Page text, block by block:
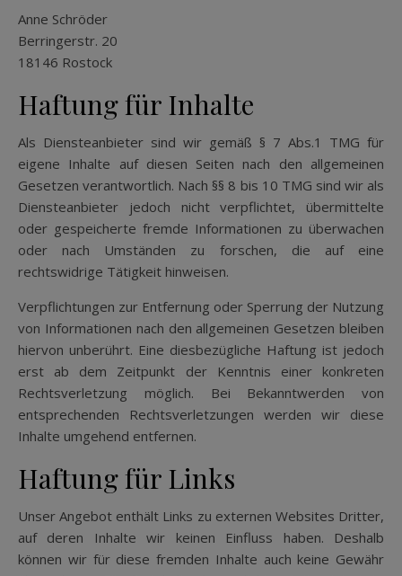
Anne Schröder
Berringerstr. 20
18146 Rostock
Haftung für Inhalte
Als Diensteanbieter sind wir gemäß § 7 Abs.1 TMG für
eigene Inhalte auf diesen Seiten nach den allgemeinen
Gesetzen verantwortlich. Nach §§ 8 bis 10 TMG sind wir als
Diensteanbieter jedoch nicht verpflichtet, übermittelte
oder gespeicherte fremde Informationen zu überwachen
oder nach Umständen zu forschen, die auf eine
rechtswidrige Tätigkeit hinweisen.
Verpflichtungen zur Entfernung oder Sperrung der Nutzung
von Informationen nach den allgemeinen Gesetzen bleiben
hiervon unberührt. Eine diesbezügliche Haftung ist jedoch
erst ab dem Zeitpunkt der Kenntnis einer konkreten
Rechtsverletzung möglich. Bei Bekanntwerden von
entsprechenden Rechtsverletzungen werden wir diese
Inhalte umgehend entfernen.
Haftung für Links
Unser Angebot enthält Links zu externen Websites Dritter,
auf deren Inhalte wir keinen Einfluss haben. Deshalb
können wir für diese fremden Inhalte auch keine Gewähr